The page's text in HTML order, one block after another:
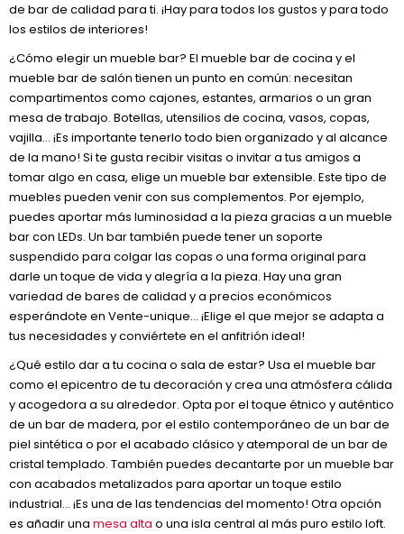
de bar de calidad para ti. ¡Hay para todos los gustos y para todo
los estilos de interiores!
¿Cómo elegir un mueble bar? El mueble bar de cocina y el
mueble bar de salón tienen un punto en común: necesitan
compartimentos como cajones, estantes, armarios o un gran
mesa de trabajo. Botellas, utensilios de cocina, vasos, copas,
vajilla… ¡Es importante tenerlo todo bien organizado y al alcance
de la mano! Si te gusta recibir visitas o invitar a tus amigos a
tomar algo en casa, elige un mueble bar extensible. Este tipo de
muebles pueden venir con sus complementos. Por ejemplo,
puedes aportar más luminosidad a la pieza gracias a un mueble
bar con LEDs. Un bar también puede tener un soporte
suspendido para colgar las copas o una forma original para
darle un toque de vida y alegría a la pieza. Hay una gran
variedad de bares de calidad y a precios económicos
esperándote en Vente-unique… ¡Elige el que mejor se adapta a
tus necesidades y conviértete en el anfitrión ideal!
¿Qué estilo dar a tu cocina o sala de estar? Usa el mueble bar
como el epicentro de tu decoración y crea una atmósfera cálida
y acogedora a su alrededor. Opta por el toque étnico y auténtico
de un bar de madera, por el estilo contemporáneo de un bar de
piel sintética o por el acabado clásico y atemporal de un bar de
cristal templado. También puedes decantarte por un mueble bar
con acabados metalizados para aportar un toque estilo
industrial… ¡Es una de las tendencias del momento! Otra opción
es añadir una mesa alta o una isla central al más puro estilo loft.